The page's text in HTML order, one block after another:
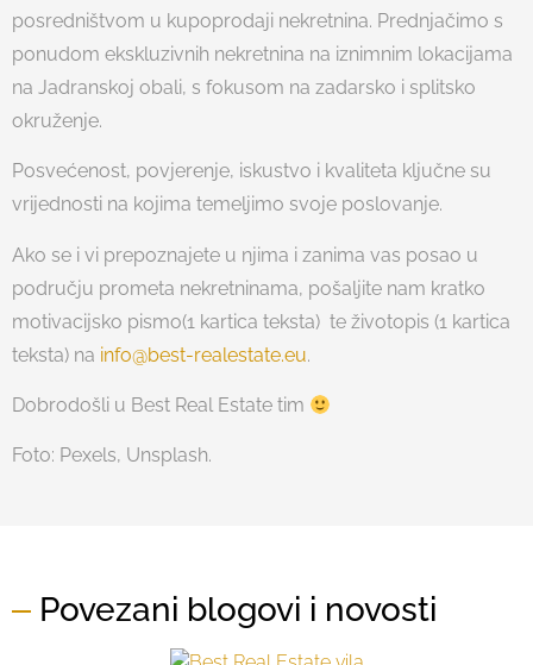
posredništvom u kupoprodaji nekretnina. Prednjačimo s
ponudom ekskluzivnih nekretnina na iznimnim lokacijama
na Jadranskoj obali, s fokusom na zadarsko i splitsko
okruženje.
Posvećenost, povjerenje, iskustvo i kvaliteta ključne su
vrijednosti na kojima temeljimo svoje poslovanje.
Ako se i vi prepoznajete u njima i zanima vas posao u
području prometa nekretninama, pošaljite nam kratko
motivacijsko pismo(1 kartica teksta) te životopis (1 kartica
teksta) na info@best-realestate.eu.
Dobrodošli u Best Real Estate tim
Foto: Pexels, Unsplash.
Povezani blogovi i novosti